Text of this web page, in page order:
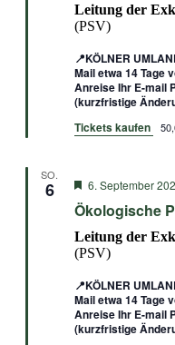
Leitung der
(PSV)
📍KÖLNER
Mail etwa 14 Tage
Anreise Ihr E-mail
(kurzfristige
Tickets kaufen
SO.
6 Empfohlen
6. September
Ökologische
Leitung der
(PSV)
📍KÖLNER
Mail etwa 14 Tage
Anreise Ihr E-mail
(kurzfristige